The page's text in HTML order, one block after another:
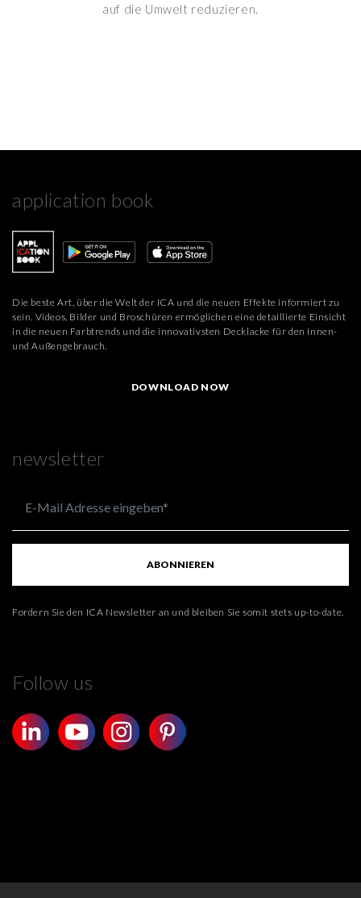
auf die Umwelt reduzieren.
application book
Die beste Art, über die Welt der ICA und die neuen Effekte informiert zu
sein. Videos, Bilder und Broschüren ermöglichen eine detaillierte Einsicht
in die neuen Farbtrends und die innovativsten Decklacke für den Innen-
und Außengebrauch.
DOWNLOAD NOW
newsletter
ABONNIEREN
Fordern Sie den ICA Newsletter an und bleiben Sie somit stets up-to-date.
Follow us